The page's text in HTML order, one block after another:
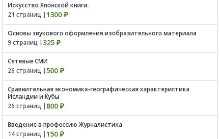
Искусство Японской книги.
21 страниц | 1300 ₽
Основы звукового оформления изобразительного материала
9 страниц | 325 ₽
Сетевые СМИ
26 страниц | 500 ₽
Сравнительная экономика-географическая характеристика
Исландии и Кубы
26 страниц | 800 ₽
Введение в профессию Журналистика
14 страниц | 150 ₽